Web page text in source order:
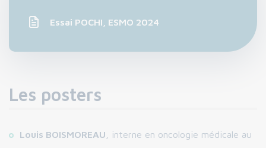
Essai POCHI, ESMO 2024
Les posters
Louis BOISMOREAU , interne en oncologie médicale au